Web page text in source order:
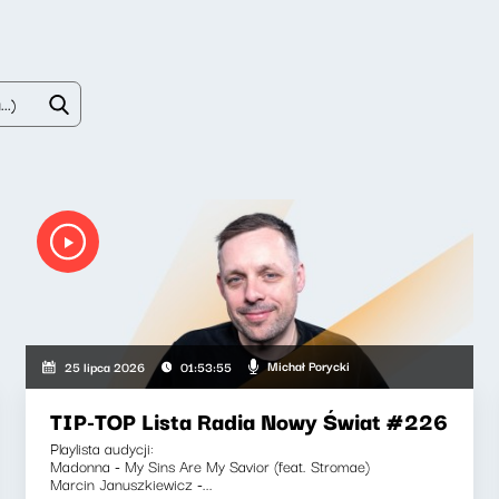
25 lipca 2026 01:53:55 Michał Porycki
TIP-TOP Lista Radia Nowy Świat #226
Playlista audycji:
Madonna - My Sins Are My Savior (feat. Stromae)
Marcin Januszkiewicz -...